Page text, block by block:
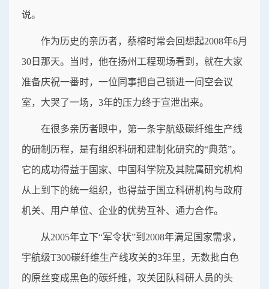
说。
作为历史的亲历者，蔡榕时常会回想起2008年6月
30日那天。当时，他在扬州工程现场看到，就在大家
准备庆祝一番时，一位同事把自己锁进一间空会议
室，大哭了一场，3年的压力终于宣泄出来。
在很多亲历者眼中，第一条宇航级碳纤维生产线
的研制历程，是有组织科研和建制化研究的“典范”。
它的成功得益于国家、中国科学院及其院属研究机构
从上到下的统一组织，也得益于国立科研机构与政府
机关、用户单位、企业的优势互补、通力合作。
从2005年立下“军令状”到2008年满足国家需求，
宇航级T300碳纤维生产线攻关的3年里，无数批白色
的原丝变成黑色的碳纤维，攻关团队科研人员的头